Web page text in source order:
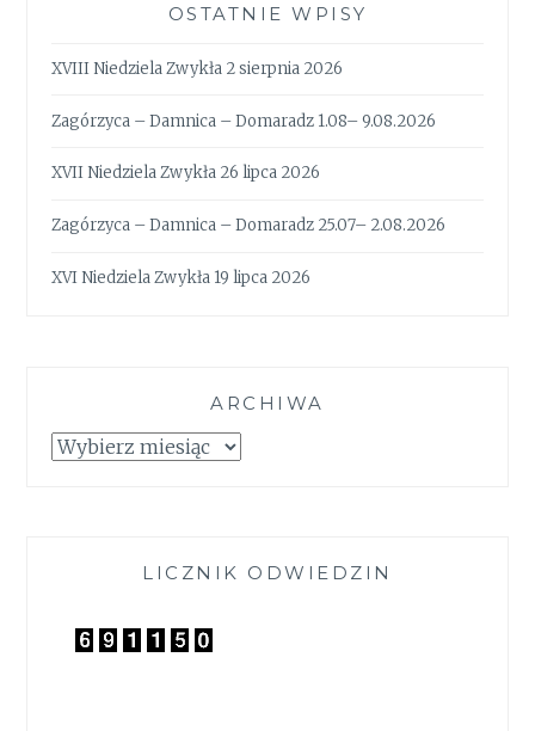
OSTATNIE WPISY
XVIII Niedziela Zwykła 2 sierpnia 2026
Zagórzyca – Damnica – Domaradz 1.08– 9.08.2026
XVII Niedziela Zwykła 26 lipca 2026
Zagórzyca – Damnica – Domaradz 25.07– 2.08.2026
XVI Niedziela Zwykła 19 lipca 2026
ARCHIWA
Archiwa
LICZNIK ODWIEDZIN